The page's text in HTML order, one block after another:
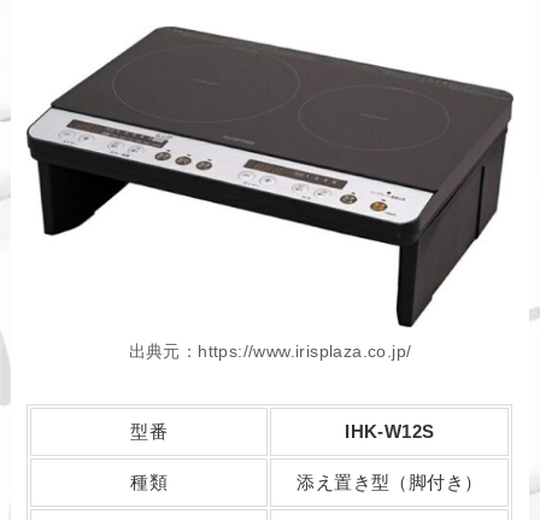
出典元：https://www.irisplaza.co.jp/
型番 IHK-W12S
種類 添え置き型（脚付き）